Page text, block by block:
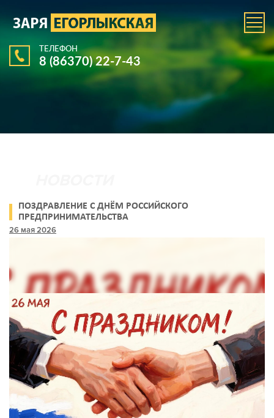
ТЕЛЕФОН
8 (86370) 22-7-43
ПОЗДРАВЛЕНИЕ С ДНЁМ РОССИЙСКОГО
ПРЕДПРИНИМАТЕЛЬСТВА
26 мая 2026